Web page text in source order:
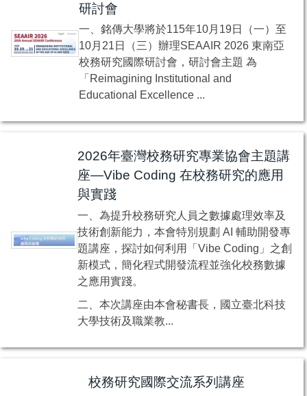
研討會
一、銘傳大學將於115年10月19日（一）至
10月21日（三）辦理SEAAIR 2026 東南亞
校務研究國際研討會，研討會主題 為
「Reimagining Institutional and
Educational Excellence ...
2026年臺灣校務研究專業協會主題講
座—Vibe Coding 在校務研究的應用
與實踐
一、為提升校務研究人員之數據處理效率及
技術創新能力，本會特別規劃 AI 輔助開發專
題講座，探討如何利用「Vibe Coding」之創
新模式，簡化程式開發流程並強化校務數據
之應用實踐。
二、本次講座由本會秘書長，國立臺北科技
大學技術及職業教...
校務研究國際交流系列講座